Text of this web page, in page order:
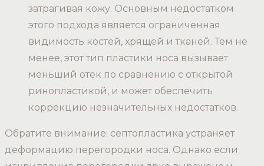
затрагивая кожу. Основным недостатком
этого подхода является ограниченная
видимость костей, хрящей и тканей. Тем не
менее, этот тип пластики носа вызывает
меньший отек по сравнению с открытой
ринопластикой, и может обеспечить
коррекцию незначительных недостатков.
Обратите внимание: септопластика устраняет
деформацию перегородки носа. Однако если